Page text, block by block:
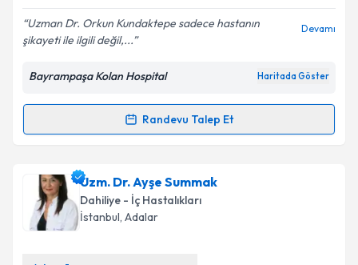
Uzman Dr. Orkun Kundaktepe sadece hastanın
şikayeti ile ilgili değil,...
Devamı
Bayrampaşa Kolan Hospital Haritada Göster
Randevu Talep Et
Randevu Takvimi Talebi
Uzm. Dr. Orkun Kundaktepeiçin randevu takvimi
talebi oluşturun. Size bu uzmandan randevu almanız
için bir takvim hazırlandığında e-posta ile
bilgilendireceğiz.
Uzm. Dr. Ayşe Summak
Dahiliye - İç Hastalıkları
İstanbul, Adalar